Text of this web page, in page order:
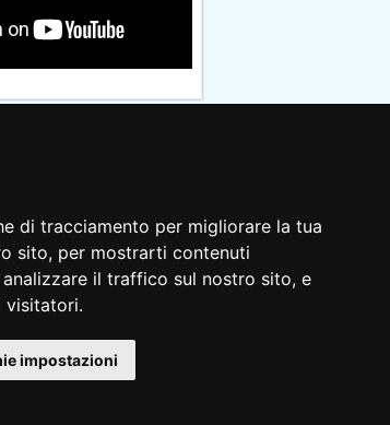
di tracciamento per migliorare la tua
sito, per mostrarti contenuti
il traffico sul nostro sito, e
visitatori.
impostazioni